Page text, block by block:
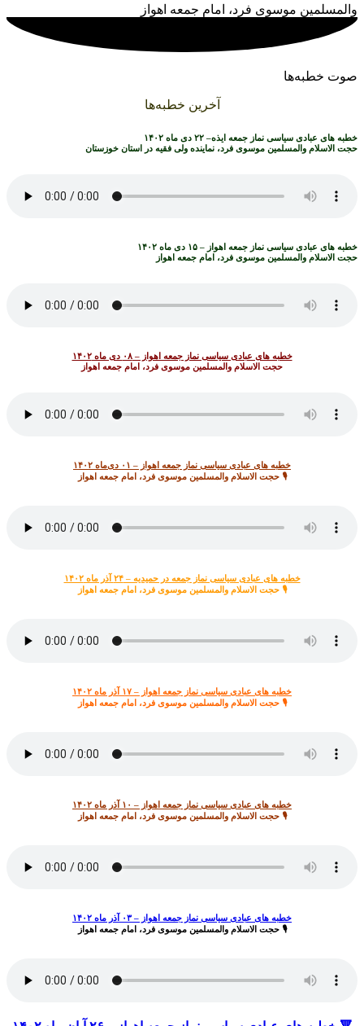
صوت خطبه‌ها
آخرین خطبه‌ها
خطبه های عبادی سیاسی نماز جمعه ایذه– ۲۲ دی ماه ۱۴۰۲
حجت الاسلام والمسلمین موسوی فرد، نماینده ولی فقیه در استان خوزستان
خطبه های عبادی سیاسی نماز جمعه اهواز – ۱۵ دی ماه ۱۴۰۲
حجت الاسلام والمسلمین موسوی فرد، امام جمعه اهواز
خطبه های عبادی سیاسی نماز جمعه اهواز – ۰۸ دی ماه ۱۴۰۲
حجت الاسلام والمسلمین موسوی فرد، امام جمعه اهواز
خطبه های عبادی سیاسی نماز جمعه اهواز – ۰۱ دی‌ماه ۱۴۰۲
🎙 حجت الاسلام والمسلمین موسوی فرد، امام جمعه اهواز
خطبه های عبادی سیاسی نماز جمعه در حمیدیه – ۲۴ آذر ماه ۱۴۰۲
🎙 حجت الاسلام والمسلمین موسوی فرد، امام جمعه اهواز
خطبه های عبادی سیاسی نماز جمعه اهواز – ۱۷ آذر ماه ۱۴۰۲
🎙 حجت الاسلام والمسلمین موسوی فرد، امام جمعه اهواز
خطبه های عبادی سیاسی نماز جمعه اهواز – ۱۰ آذر ماه ۱۴۰۲
🎙 حجت الاسلام والمسلمین موسوی فرد، امام جمعه اهواز
خطبه های عبادی سیاسی نماز جمعه اهواز – ۰۳ آذر ماه ۱۴۰۲
🎙 حجت الاسلام والمسلمین موسوی فرد، امام جمعه اهواز